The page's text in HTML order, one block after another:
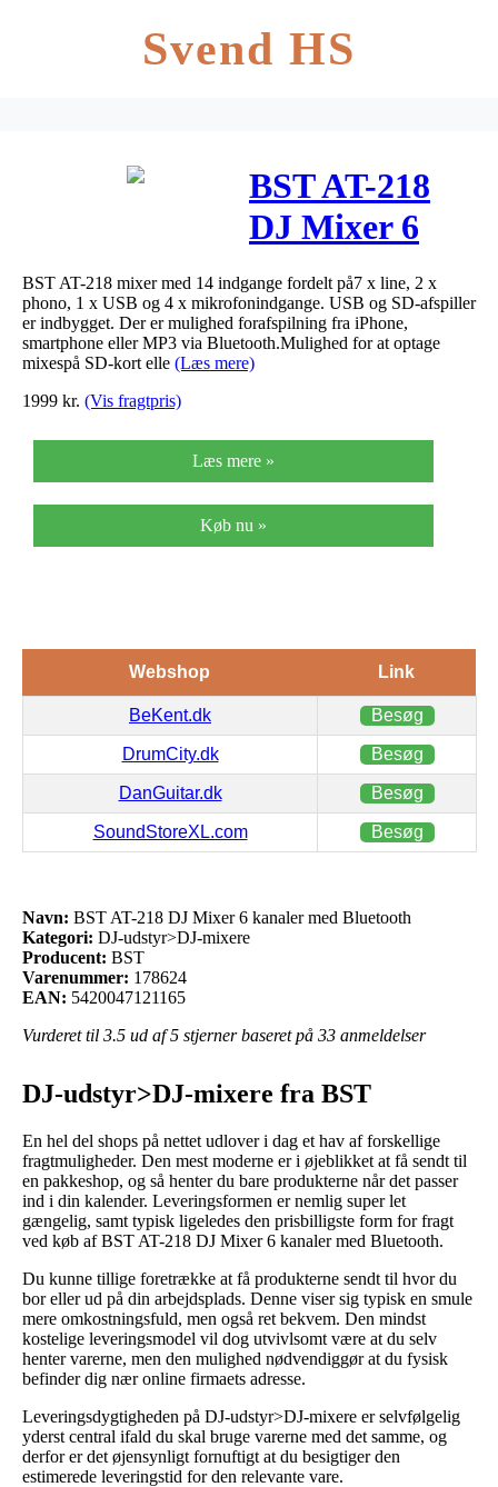
Svend HS
BST AT-218
DJ Mixer 6
kanaler med
Bluetooth
BST AT-218 mixer med 14 indgange fordelt på7 x line, 2 x
phono, 1 x USB og 4 x mikrofonindgange. USB og SD-afspiller
er indbygget. Der er mulighed forafspilning fra iPhone,
smartphone eller MP3 via Bluetooth.Mulighed for at optage
mixespå SD-kort elle (Læs mere)
1999 kr. (Vis fragtpris)
Læs mere »
Køb nu »
Webshop Link
BeKent.dk Besøg
DrumCity.dk Besøg
DanGuitar.dk Besøg
SoundStoreXL.com Besøg
Navn: BST AT-218 DJ Mixer 6 kanaler med Bluetooth
Kategori: DJ-udstyr>DJ-mixere
Producent: BST
Varenummer: 178624
EAN: 5420047121165
Vurderet til 3.5 ud af 5 stjerner baseret på 33 anmeldelser
DJ-udstyr>DJ-mixere fra BST
En hel del shops på nettet udlover i dag et hav af forskellige
fragtmuligheder. Den mest moderne er i øjeblikket at få sendt til
en pakkeshop, og så henter du bare produkterne når det passer
ind i din kalender. Leveringsformen er nemlig super let
gængelig, samt typisk ligeledes den prisbilligste form for fragt
ved køb af BST AT-218 DJ Mixer 6 kanaler med Bluetooth.
Du kunne tillige foretrække at få produkterne sendt til hvor du
bor eller ud på din arbejdsplads. Denne viser sig typisk en smule
mere omkostningsfuld, men også ret bekvem. Den mindst
kostelige leveringsmodel vil dog utvivlsomt være at du selv
henter varerne, men den mulighed nødvendiggør at du fysisk
befinder dig nær online firmaets adresse.
Leveringsdygtigheden på DJ-udstyr>DJ-mixere er selvfølgelig
yderst central ifald du skal bruge varerne med det samme, og
derfor er det øjensynligt fornuftigt at du besigtiger den
estimerede leveringstid for den relevante vare.